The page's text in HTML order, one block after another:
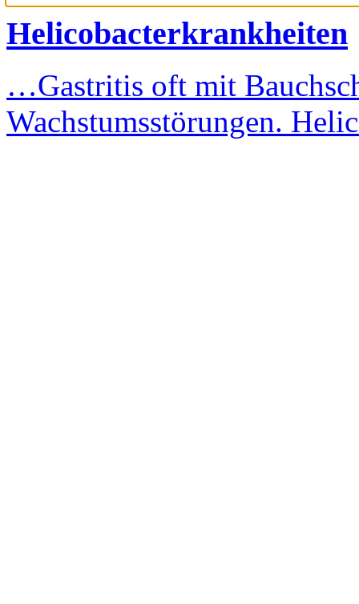
Helicobacterkrankheiten
…Gastritis oft mit
Wachstumsstörungen.